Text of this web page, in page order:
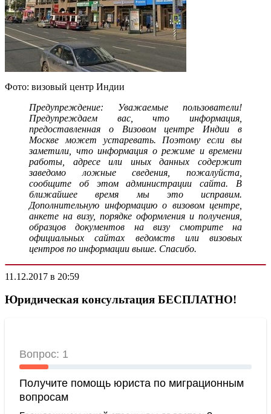
Фото: визовый центр Индии
Предупреждение: Уважаемые пользователи!
Предупреждаем вас, что информация,
предоставленная о Визовом центре Индии в
Москве может устаревать. Поэтому если вы
заметили, что информация о режиме и времени
работы, адресе или иных данных содержит
заведомо ложные сведения, пожалуйста,
сообщите об этом администрации сайта. В
ближайшее время мы это исправим.
Дополнительную информацию о визовом центре,
анкете на визу, порядке оформления и получения,
образцов документов на визу смотрите на
официальных сайтах ведомств или визовых
центров по информации выше. Спасибо.
11.12.2017 в 20:59
Юридическая консультация БЕСПЛАТНО!